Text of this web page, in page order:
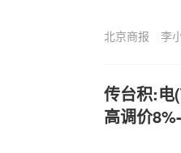
北京商报 李
传台积:电
高调价